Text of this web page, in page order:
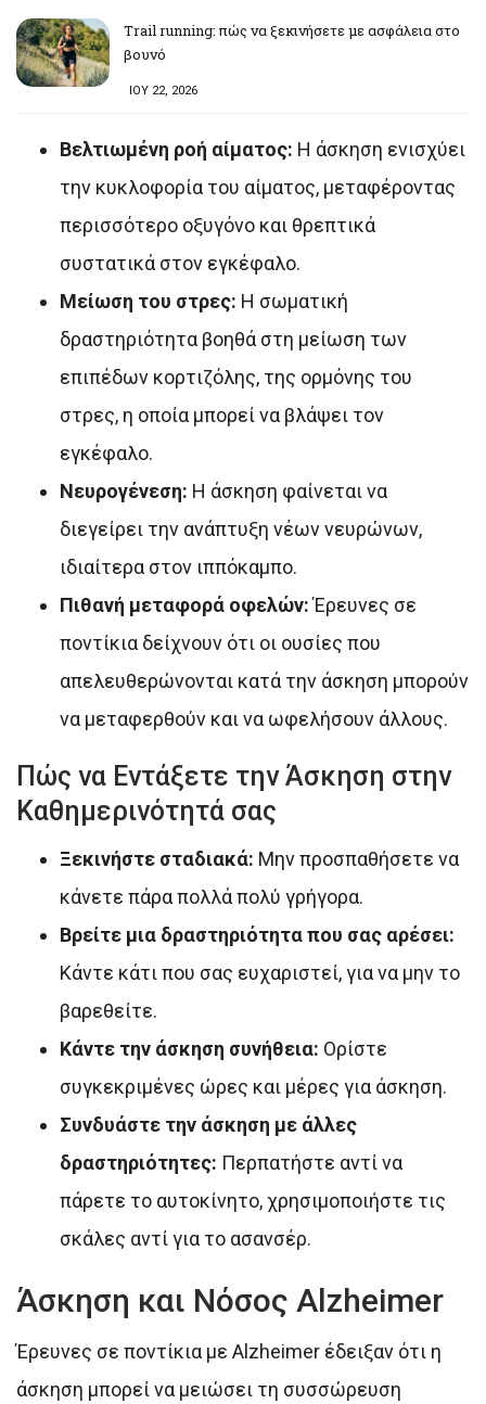
Trail running: πώς να ξεκινήσετε με ασφάλεια στο
βουνό
ΙΟΥ 22, 2026
Βελτιωμένη ροή αίματος: Η άσκηση ενισχύει
την κυκλοφορία του αίματος, μεταφέροντας
περισσότερο οξυγόνο και θρεπτικά
συστατικά στον εγκέφαλο.
Μείωση του στρες: Η σωματική
δραστηριότητα βοηθά στη μείωση των
επιπέδων κορτιζόλης, της ορμόνης του
στρες, η οποία μπορεί να βλάψει τον
εγκέφαλο.
Νευρογένεση: Η άσκηση φαίνεται να
διεγείρει την ανάπτυξη νέων νευρώνων,
ιδιαίτερα στον ιππόκαμπο.
Πιθανή μεταφορά οφελών:Έρευνες σε
ποντίκια δείχνουν ότι οι ουσίες που
απελευθερώνονται κατά την άσκηση μπορούν
να μεταφερθούν και να ωφελήσουν άλλους.
Πώς να Εντάξετε την Άσκηση στην
Καθημερινότητά σας
Ξεκινήστε σταδιακά: Μην προσπαθήσετε να
κάνετε πάρα πολλά πολύ γρήγορα.
Βρείτε μια δραστηριότητα που σας αρέσει:
Κάντε κάτι που σας ευχαριστεί, για να μην το
βαρεθείτε.
Κάντε την άσκηση συνήθεια: Ορίστε
συγκεκριμένες ώρες και μέρες για άσκηση.
Συνδυάστε την άσκηση με άλλες
δραστηριότητες: Περπατήστε αντί να
πάρετε το αυτοκίνητο, χρησιμοποιήστε τις
σκάλες αντί για το ασανσέρ.
Άσκηση και Νόσος Alzheimer
Έρευνες σε ποντίκια με Alzheimer έδειξαν ότι η
άσκηση μπορεί να μειώσει τη συσσώρευση